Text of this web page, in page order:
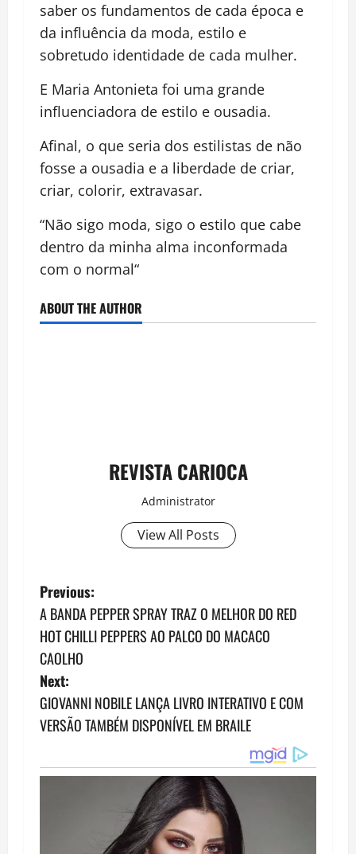
saber os fundamentos de cada época e
da influência da moda, estilo e
sobretudo identidade de cada mulher.
E Maria Antonieta foi uma grande
influenciadora de estilo e ousadia.
Afinal, o que seria dos estilistas de não
fosse a ousadia e a liberdade de criar,
criar, colorir, extravasar.
“Não sigo moda, sigo o estilo que cabe
dentro da minha alma inconformada
com o normal“
ABOUT THE AUTHOR
REVISTA CARIOCA
Administrator
View All Posts
P
o
s
t
n
a
Previous:
A BANDA PEPPER SPRAY TRAZ O MELHOR DO RED
HOT CHILLI PEPPERS AO PALCO DO MACACO
CAOLHO
Next:
GIOVANNI NOBILE LANÇA LIVRO INTERATIVO E COM
VERSÃO TAMBÉM DISPONÍVEL EM BRAILE